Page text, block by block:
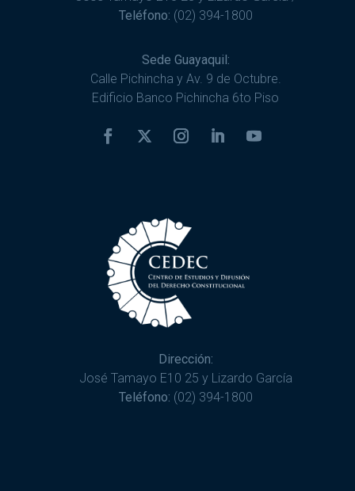
Teléfono: (02) 394-1800
Sede Guayaquil:
Calle Pichincha y Av. 9 de Octubre.
Edificio Banco Pichincha 6to Piso
Dirección:
José Tamayo E10 25 y Lizardo García
Teléfono: (02) 394-1800